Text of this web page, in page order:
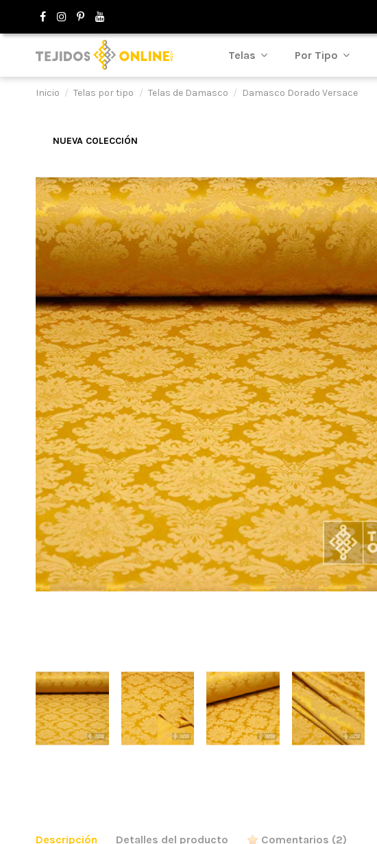
Telas Por Tipo
Inicio Telas por tipo Telas de Damasco Damasco Dorado Versace
NUEVA COLECCIÓN
Descripción Detalles del producto Comentarios (2)